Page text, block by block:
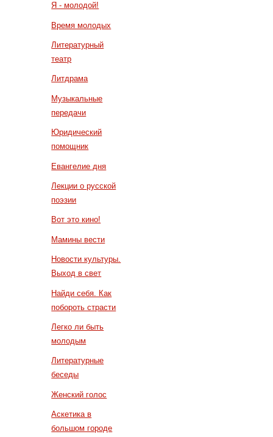
Я - молодой!
Время молодых
Литературный
театр
Литдрама
Музыкальные
передачи
Юридический
помощник
Евангелие дня
Лекции о русской
поэзии
Вот это кино!
Мамины вести
Новости культуры.
Выход в свет
Найди себя. Как
побороть страсти
Легко ли быть
молодым
Литературные
беседы
Женский голос
Аскетика в
большом городе